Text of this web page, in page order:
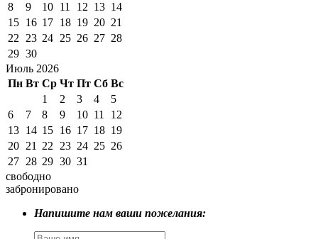
8
9 10 11 12 13 14
15 16 17 18 19 20 21
22
23 24 25 26 27 28
29 30
Июль 2026
Пн Вт Ср Чт Пт Сб Вс
1
2 3 4
5
6
7 8 9 10 11
12
13 14 15 16 17 18 19
20 21 22 23 24 25 26
27 28 29 30 31
свободно
забронировано
Напишите нам ваши пожелания: